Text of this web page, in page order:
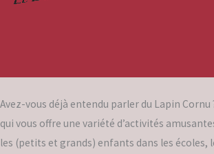
Avez-vous déjà entendu parler du Lapin Cornu
qui vous offre une variété d’activités
les (petits et grands) enfants dans les écoles,